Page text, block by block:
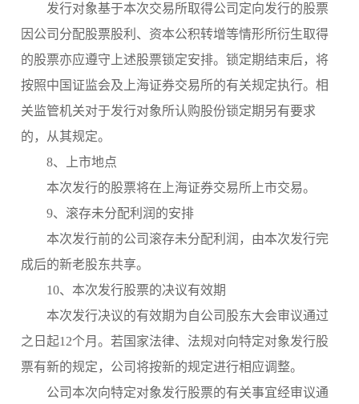
发行对象基于本次交易所取得公司定向发行的股票
因公司分配股票股利、资本公积转增等情形所衍生取得
的股票亦应遵守上述股票锁定安排。锁定期结束后，将
按照中国证监会及上海证券交易所的有关规定执行。相
关监管机关对于发行对象所认购股份锁定期另有要求
的，从其规定。
8、上市地点
本次发行的股票将在上海证券交易所上市交易。
9、滚存未分配利润的安排
本次发行前的公司滚存未分配利润，由本次发行完
成后的新老股东共享。
10、本次发行股票的决议有效期
本次发行决议的有效期为自公司股东大会审议通过
之日起12个月。若国家法律、法规对向特定对象发行股
票有新的规定，公司将按新的规定进行相应调整。
公司本次向特定对象发行股票的有关事宜经审议通